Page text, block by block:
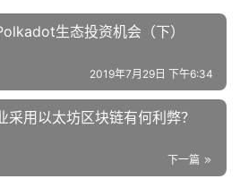
生态投资机会（下）
2019年7月29日 下午6:34
采用以太坊区块链有何利弊？
下一篇